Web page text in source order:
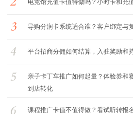
电竞馆充值卡值得做吗？小时卡和充
导购分润卡系统适合谁？客户绑定与
平台招商分佣如何结算，入驻奖励和
亲子卡丁车推广如何起量？体验券和
到店转化
课程推广卡值不值得做？看试听转报